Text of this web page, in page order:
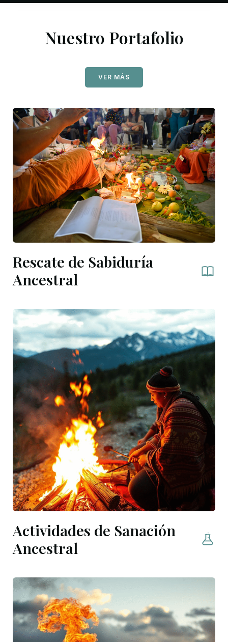
Nuestro Portafolio
VER MÁS
Rescate de Sabiduría
Ancestral
Actividades de Sanación
Ancestral